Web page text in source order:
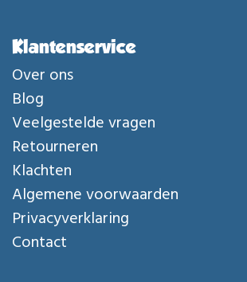
Klantenservice
Over ons
Blog
Veelgestelde vragen
Retourneren
Klachten
Algemene voorwaarden
Privacyverklaring
Contact